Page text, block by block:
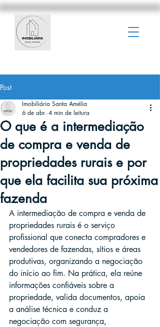
Post
O que é a intermediação
de compra e venda de
propriedades rurais e por
que ela facilita sua próxima
fazenda
Imobiliária Santa Amélia
6 de abr. 4 min de leitura
A intermediação de compra e venda de
propriedades rurais é o serviço
profissional que conecta compradores e
vendedores de fazendas, sítios e áreas
produtivas, organizando a negociação
do início ao fim. Na prática, ela reúne
informações confiáveis sobre a
propriedade, valida documentos, apoia
a análise técnica e conduz a
negociação com segurança,